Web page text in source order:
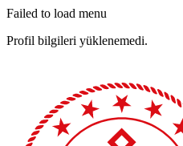
Failed to load menu
Profil bilgileri yüklenemedi.